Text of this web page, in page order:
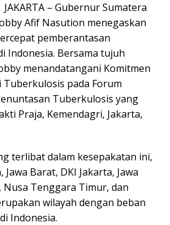
a
t
s
A
p
p
JAKARTA – Gubernur Sumatera
Afif Nasution menegaskan
pemberantasan
Indonesia. Bersama tujuh
menandatangani Komitmen
Tuberkulosis pada Forum
Tuberkulosis yang
Praja, Kemendagri, Jakarta,
terlibat dalam kesepakatan ini,
Barat, DKI Jakarta, Jawa
Nusa Tenggara Timur, dan
wilayah dengan beban
Indonesia.